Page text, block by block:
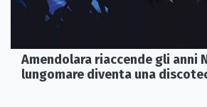
Amendolara riaccende gli anni
lungomare diventa una